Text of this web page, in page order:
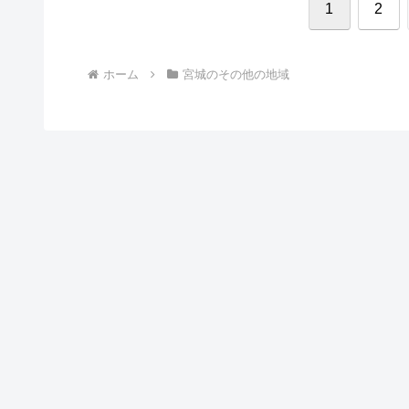
1 2
ホーム 宮城のその他の地域